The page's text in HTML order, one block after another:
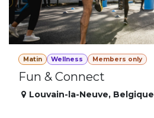
Matin Wellness Members only
Fun & Connect
Louvain-la-Neuve, Belgique